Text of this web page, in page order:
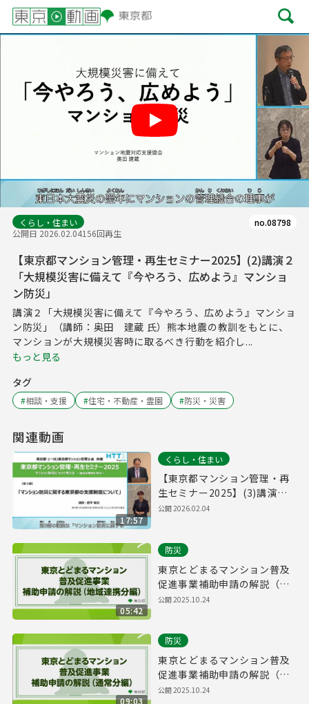
くらし・住まい
公開日 2026.02.04156回再生
no.08798
【東京都マンション管理・再生セミナー2025】(2)講演２
「大規模災害に備えて『今やろう、広めよう』マンショ
ン防災」
講演２「大規模災害に備えて『今やろう、広めよう』マンショ
ン防災」（講師：奥田 建蔵 氏）熊本地震の教訓をもとに、
マンションが大規模災害時に取るべき行動を紹介し...
もっと見る
タグ
#相談・支援 #住宅・不動産・霊園 #防災・災害
関連動画
17:57
くらし・住まい
【東京都マンション管理・再
生セミナー2025】(3)講演３
「マンション防災に関する東
公開2026.02.04
05:42
防災
東京とどまるマンション普及
促進事業補助申請の解説（地
域連携分編）
公開2025.10.24
09:03
防災
東京とどまるマンション普及
促進事業補助申請の解説（通
常分編）
公開2025.10.24